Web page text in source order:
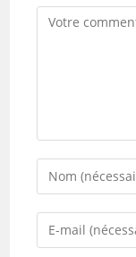
Comment
Enter
your
name
Enter
your